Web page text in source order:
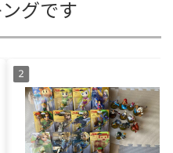
グです